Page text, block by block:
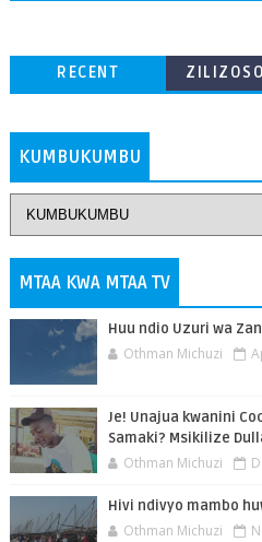
RECENT
KUMBUKUMBU
MTAA KWA MTAA TV
Huu ndio Uzuri wa
Othman Michuzi
Je! Unajua kwanini
Samaki? Msikilize
Othman Michuzi
Hivi ndivyo mambo
Othman Michuzi